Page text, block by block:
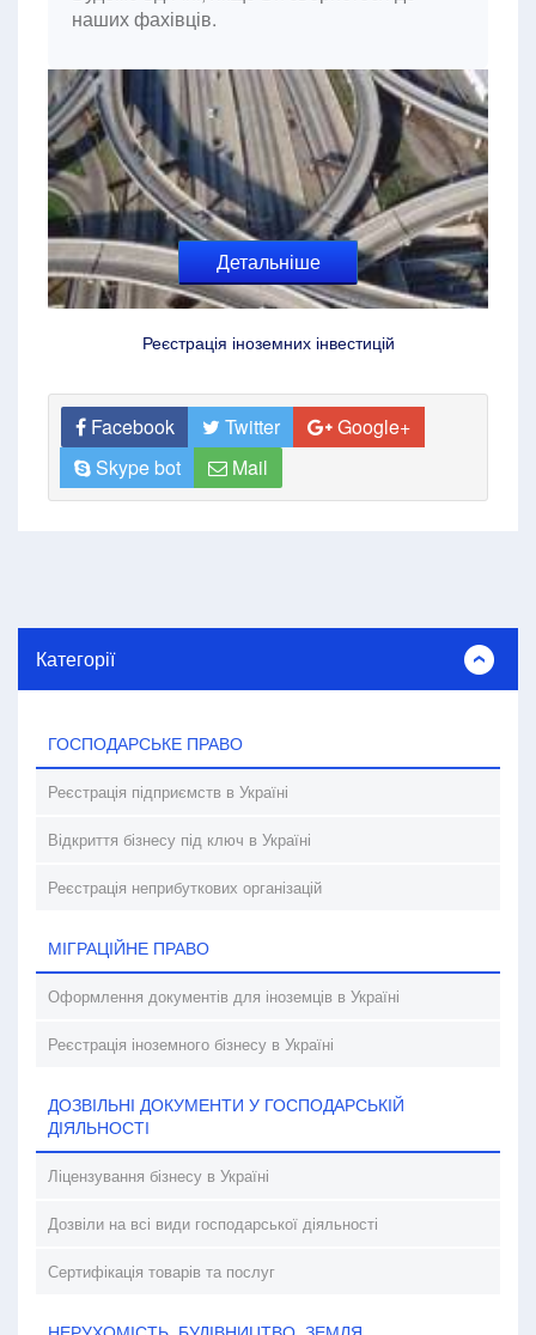
наших фахівців.
Детальніше
Реєстрація іноземних інвестицій
Facebook Twitter
Google+
Skype bot
Mail
Категорії
ГОСПОДАРСЬКЕ ПРАВО
Реєстрація підприємств в Україні
Відкриття бізнесу під ключ в Україні
Реєстрація неприбуткових організацій
МІГРАЦІЙНЕ ПРАВО
Оформлення документів для іноземців в Україні
Реєстрація іноземного бізнесу в Україні
ДОЗВІЛЬНІ ДОКУМЕНТИ У ГОСПОДАРСЬКІЙ
ДІЯЛЬНОСТІ
Ліцензування бізнесу в Україні
Дозвіли на всі види господарської діяльності
Сертифікація товарів та послуг